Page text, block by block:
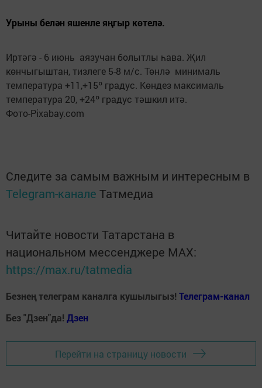
Урыны белән яшенле яңгыр көтелә.
Иртәгә - 6 июнь аязучан болытлы һава. Җил
көнчыгыштан, тизлеге 5-8 м/с. Төнлә минималь
температура +11,+15º градус. Көндез максималь
температура 20, +24º градус тәшкил итә.
Фото-Pixabay.com
Следите за самым важным и интересным в
Telegram-канале Татмедиа
Читайте новости Татарстана в
национальном мессенджере MАХ:
https://max.ru/tatmedia
Безнең телеграм каналга кушылыгыз! Телеграм-канал
Без "Дзен"да! Дзен
Перейти на страницу новости